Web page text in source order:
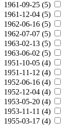
1961-09-25 (5)
1961-12-04 (5)
1962-06-16 (5)
1962-07-07 (5)
1963-02-13 (5)
1963-06-02 (5)
1951-10-05 (4)
1951-11-12 (4)
1952-06-16 (4)
1952-12-04 (4)
1953-05-20 (4)
1953-11-11 (4)
1955-03-17 (4)